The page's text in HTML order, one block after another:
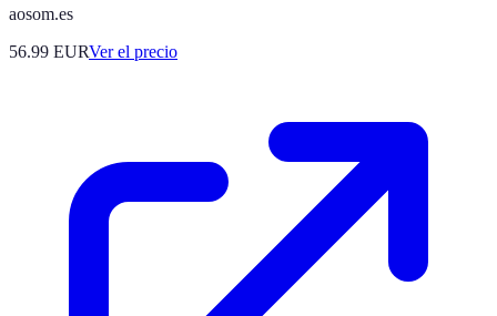
aosom.es
56.99 EURVer el precio